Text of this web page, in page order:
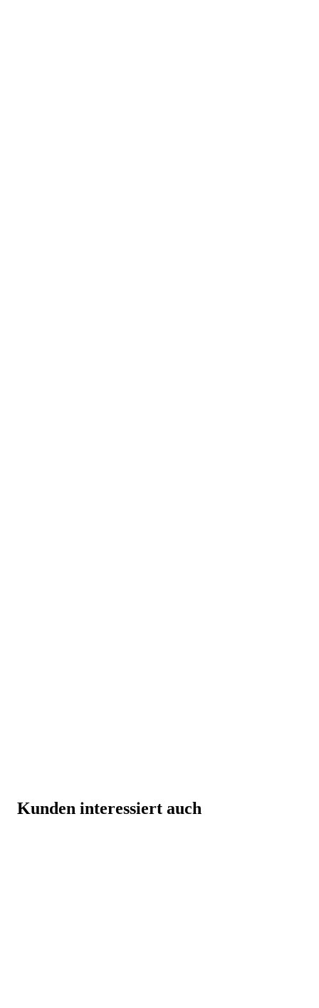
Kunden interessiert auch